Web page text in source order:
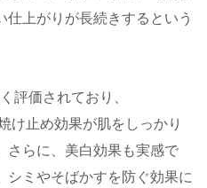
上がりが長続きするという
評価されており、
け止め効果が肌をしっかり
さらに、美白効果も実感で
シミやそばかすを防ぐ効果に